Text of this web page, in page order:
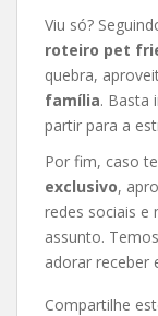
Viu só?
roteiro pet
quebra,
família. Basta
partir para a
Por fim, caso
exclusivo,
redes sociais e
assunto.
adorar receber
Compartilhe